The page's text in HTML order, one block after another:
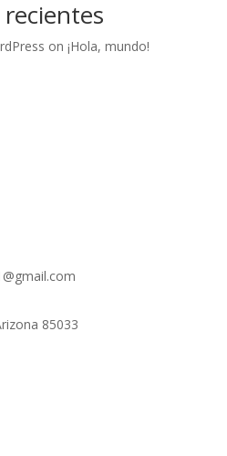
on ¡Hola, mundo!
85033